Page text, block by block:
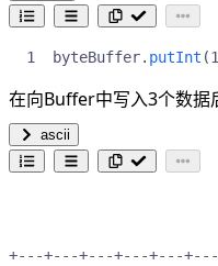
byteBuffer. putInt (
在向Buffer中写入3个数据
ascii
+---+---+---+---+---